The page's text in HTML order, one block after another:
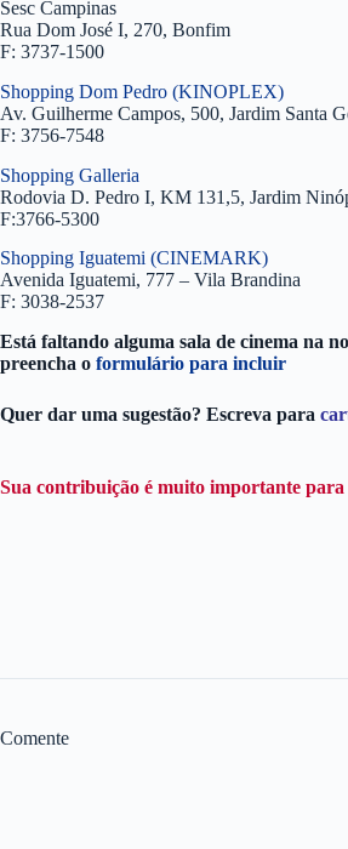
Sesc Campinas
Rua Dom José I, 270, Bonfim
F: 3737-1500
Shopping Dom Pedro (KINOPLEX)
Av. Guilherme Campos, 500, Jardim Santa
F: 3756-7548
Shopping Galleria
Rodovia D. Pedro I, KM 131,5, Jardim
F:3766-5300
Shopping Iguatemi (CINEMARK)
Avenida Iguatemi, 777 – Vila Brandina
F: 3038-2537
Está faltando alguma sala de cinema na
preencha o formulário para incluir
Quer dar uma sugestão? Escreva para
Sua contribuição é muito importante para
Comente